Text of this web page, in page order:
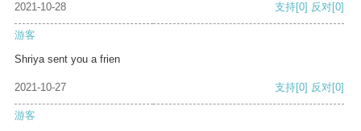
2021-10-28 支持[0] 反对[0]
游客
Shriya sent you a frien
2021-10-27 支持[0] 反对[0]
游客